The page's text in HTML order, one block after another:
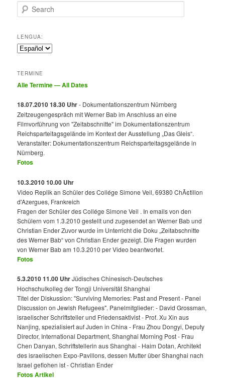
Search
LENGUA:
TERMINE
Alle Termine — All Dates
18.07.2010 18.30 Uhr- Dokumentationszentrum Nürnberg
Zeitzeugengespräch mit Werner Bab im Anschluss an eine
Filmvorführung von "Zeitabschnitte" im Dokumentationszentrum
Reichsparteitagsgelände im Kontext der Ausstellung „Das Gleis“.
Veranstalter: Dokumentationszentrum Reichsparteitagsgelände in
Nürnberg.
Fotos
10.3.2010 10.00 Uhr
Video Replik an Schüler des Collége Simone Veil, 69380 ChÃ¢tillon
d'Azergues, Frankreich
Fragen der Schüler des Collége Simone Veil . In emails von den
Schülern vom 1.3.2010 gestellt und zugesendet an Werner Bab und
Christian Ender Zuvor wurde im Unterricht die Doku „Zeitabschnitte
des Werner Bab“ von Christian Ender gezeigt. Die Fragen wurden
von Werner Bab am 10.3.2010 per Video beantwortet.
Fotos
5.3.2010 11.00 UhrJüdisches Chinesisch-Deutsches
Hochschulkolleg der Tongji Universität Shanghai
Titel der Diskussion: "Surviving Memories: Past and Present - Panel
Discussion on Jewish Refugees". Panelmitglieder: - David Grossman,
israelischer Schriftsteller und Friedensaktivist - Prof. Xu Xin aus
Nanjing, spezialisiert auf Juden in China - Frau Zhou Dongyi, Deputy
Director, International Department, Shanghai Morning Post - Frau
Chen Danyan, Schriftstellerin aus Shanghai - Haim Dotan, Architekt
des israelischen Expo-Pavillons, dessen Mutter über Shanghai nach
Israel geflohen ist - Christian Ender
FotosArtikel